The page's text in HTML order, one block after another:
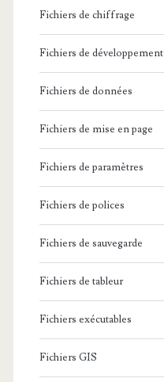
Fichiers de chiffrage
Fichiers de développement
Fichiers de données
Fichiers de mise en page
Fichiers de paramètres
Fichiers de polices
Fichiers de sauvegarde
Fichiers de tableur
Fichiers exécutables
Fichiers GIS